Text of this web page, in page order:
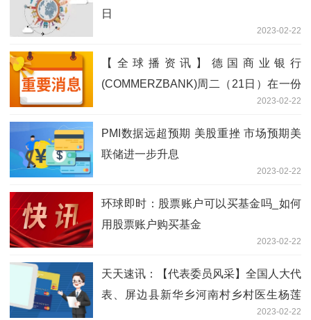
日
2023-02-22
【全球播资讯】德国商业银行
(COMMERZBANK)周二（21日）在一份
报告中称，下调上半年黄金价格预估至
1800美元/盎司
2023-02-22
PMI数据远超预期 美股重挫 市场预期美
联储进一步升息
2023-02-22
环球即时：股票账户可以买基金吗_如何
用股票账户购买基金
2023-02-22
天天速讯：【代表委员风采】全国人大代
表、屏边县新华乡河南村乡村医生杨莲
2023-02-22